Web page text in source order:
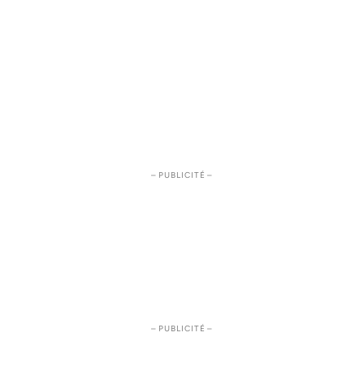
– PUBLICITÉ –
– PUBLICITÉ –